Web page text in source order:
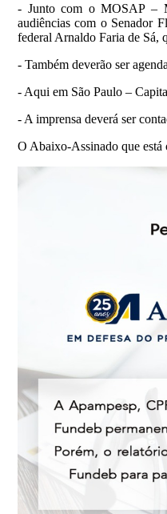
- Junto com o MOSAP –
audiências com o Senador
federal Arnaldo Faria de Sá,
- Também deverão ser
- Aqui em São Paulo –
- A imprensa deverá ser
O Abaixo-Assinado que está